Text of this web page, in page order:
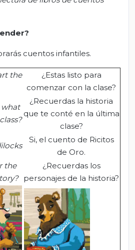
cuentos infantiles.
the
¿Estas listo para
comenzar con la clase?
¿Recuerdas la historia
que te conté en la última
clase?
Si, el cuento de Ricitos
de Oro.
the
¿Recuerdas los
personajes de la historia?